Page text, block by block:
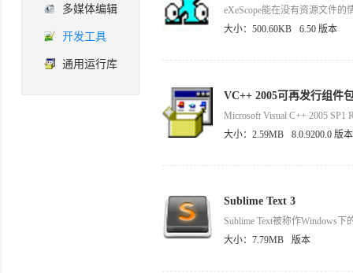
多媒体编辑
开发工具
通用运行库
大小：500.60KB 6.50 版本
VC++ 2005可再发行组件
大小：2.59MB 8.0.9200.0 版本
Sublime Text 3
大小：7.79MB 版本